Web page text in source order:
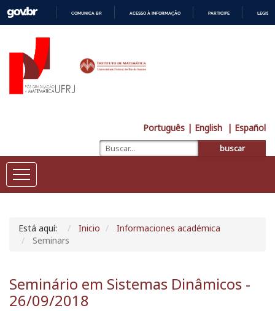
COMUNICA BR ACESSO À INFORMAÇÃO PARTICIPE
Português | English | Español
buscar
Está aquí: Inicio
Informaciones académica
Seminars
Seminário em Sistemas Dinâmicos -
26/09/2018